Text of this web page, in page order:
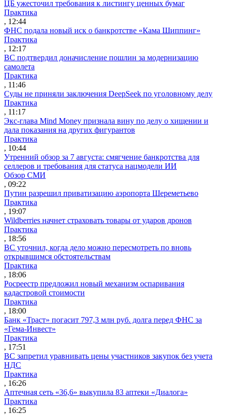
ЦБ ужесточил требования к листингу ценных бумаг
Практика
, 12:44
ФНС подала новый иск о банкротстве «Кама Шиппинг»
Практика
, 12:17
ВС подтвердил доначисление пошлин за модернизацию
самолета
Практика
, 11:46
Суды не приняли заключения DeepSeek по уголовному делу
Практика
, 11:17
Экс-глава Mind Money признала вину по делу о хищении и
дала показания на других фигурантов
Практика
, 10:44
Утренний обзор за 7 августа: смягчение банкротства для
селлеров и требования для статуса нацмодели ИИ
Обзор СМИ
, 09:22
Путин разрешил приватизацию аэропорта Шереметьево
Практика
, 19:07
Wildberries начнет страховать товары от ударов дронов
Практика
, 18:56
ВС уточнил, когда дело можно пересмотреть по вновь
открывшимся обстоятельствам
Практика
, 18:06
Росреестр предложил новый механизм оспаривания
кадастровой стоимости
Практика
, 18:00
Банк «Траст» погасит 797,3 млн руб. долга перед ФНС за
«Гема-Инвест»
Практика
, 17:51
ВС запретил уравнивать цены участников закупок без учета
НДС
Практика
, 16:26
Аптечная сеть «36,6» выкупила 83 аптеки «Диалога»
Практика
, 16:25